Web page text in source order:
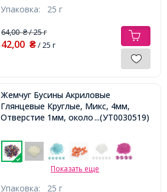
Упаковка: 25 г
64,00₴/ 25 г
42,00 ₴/ 25 г
Жемчуг Бусины Акриловые
Глянцевые Круглые, Микс, 4мм,
Отверстие 1мм, около 850шт/25г,
...(УТ0030519)
Показать еще
Упаковка: 25 г